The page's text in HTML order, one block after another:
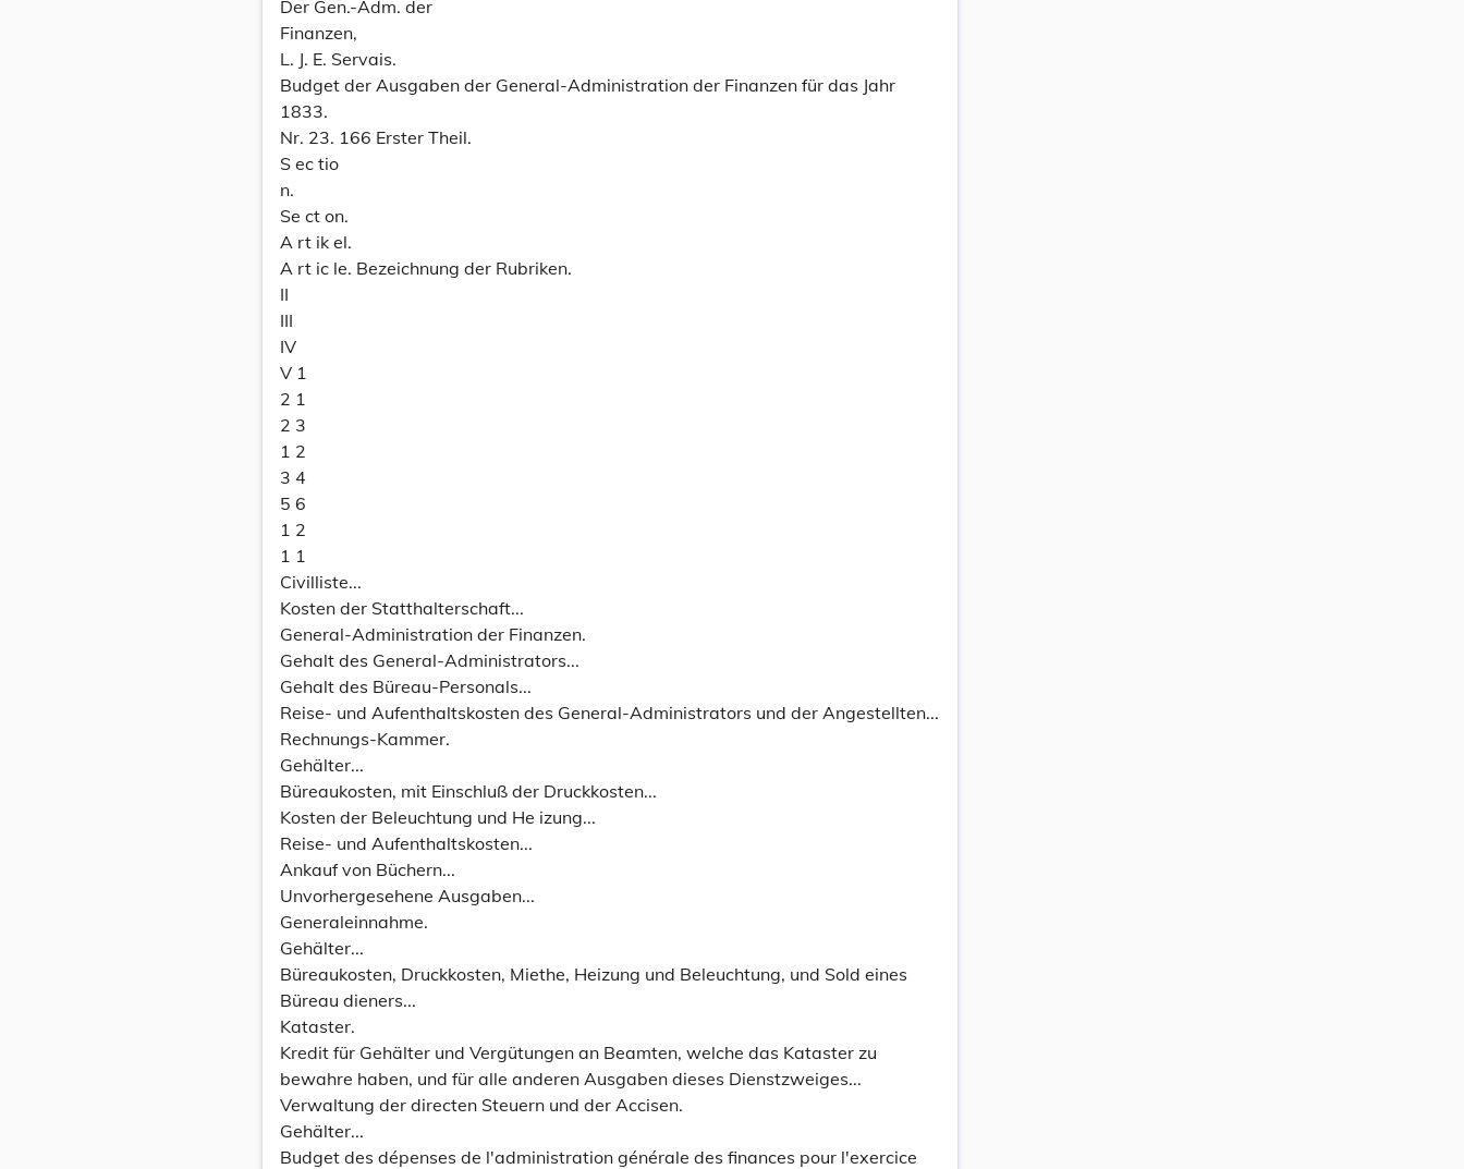
Der Gen.-Adm. der
Finanzen,
L. J. E. Servais.
Budget der Ausgaben der General-Administration der Finanzen für das Jahr
1833.
Nr. 23. 166 Erster Theil.
S ec tio
n.
Se ct on.
A rt ik el.
A rt ic le. Bezeichnung der Rubriken.
II
III
IV
V 1
2 1
2 3
1 2
3 4
5 6
1 2
1 1
Civilliste...
Kosten der Statthalterschaft...
General-Administration der Finanzen.
Gehalt des General-Administrators...
Gehalt des Büreau-Personals...
Reise- und Aufenthaltskosten des General-Administrators und der Angestellten...
Rechnungs-Kammer.
Gehälter...
Büreaukosten, mit Einschluß der Druckkosten...
Kosten der Beleuchtung und He izung...
Reise- und Aufenthaltskosten...
Ankauf von Büchern...
Unvorhergesehene Ausgaben...
Generaleinnahme.
Gehälter...
Büreaukosten, Druckkosten, Miethe, Heizung und Beleuchtung, und Sold eines
Büreau dieners...
Kataster.
Kredit für Gehälter und Vergütungen an Beamten, welche das Kataster zu
bewahre haben, und für alle anderen Ausgaben dieses Dienstzweiges...
Verwaltung der directen Steuern und der Accisen.
Gehälter...
Budget des dépenses de l'administration générale des finances pour l'exercice